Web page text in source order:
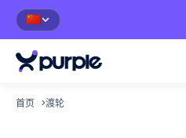
🇨🇳
首页 >渡轮